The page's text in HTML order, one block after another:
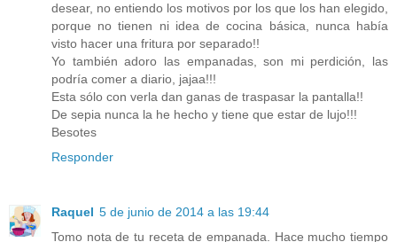
desear, no entiendo los motivos por los que los han elegido,
porque no tienen ni idea de cocina básica, nunca había
visto hacer una fritura por separado!!
Yo también adoro las empanadas, son mi perdición, las
podría comer a diario, jajaa!!!
Esta sólo con verla dan ganas de traspasar la pantalla!!
De sepia nunca la he hecho y tiene que estar de lujo!!!
Besotes
Responder
Raquel 5 de junio de 2014 a las 19:44
Tomo nota de tu receta de empanada. Hace mucho tiempo